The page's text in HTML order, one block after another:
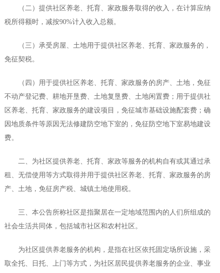
（二）提供社区养老、托育、家政服务取得的收入，在计算应纳
税所得额时，减按90%计入收入总额。
（三）承受房屋、土地用于提供社区养老、托育、家政服务的，
免征契税。
（四）用于提供社区养老、托育、家政服务的房产、土地，免征
不动产登记费、耕地开垦费、土地复垦费、土地闲置费；用于提供社
区养老、托育、家政服务的建设项目，免征城市基础设施配套费；确
因地质条件等原因无法修建防空地下室的，免征防空地下室易地建设
费。
二、为社区提供养老、托育、家政等服务的机构自有或其通过承
租、无偿使用等方式取得并用于提供社区养老、托育、家政服务的房
产、土地，免征房产税、城镇土地使用税。
三、本公告所称社区是指聚居在一定地域范围内的人们所组成的
社会生活共同体，包括城市社区和农村社区。
为社区提供养老服务的机构，是指在社区依托固定场所设施，采
取全托、日托、上门等方式，为社区居民提供养老服务的企业、事业